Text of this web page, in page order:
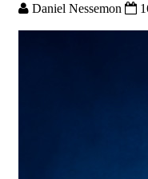
Daniel Nessemon